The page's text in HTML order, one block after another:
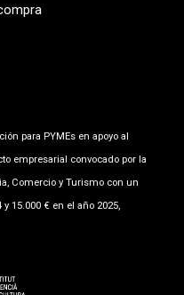
para PYMEs en apoyo al
empresarial convocado por la
Comercio y Turismo con un
15.000 € en el año 2025,